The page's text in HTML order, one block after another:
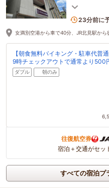
分。
1名がこの
23分前に
女満別空港から車で40分、JR北見駅から
【朝食無料バイキング・駐車代普
9時チェックアウトで通常より500
ダブル 朝のみ
往復航空券
宿泊＋交通がセッ
すべての宿泊プ